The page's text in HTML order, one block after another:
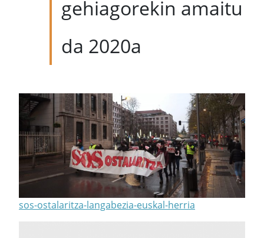
gehiagorekin amaitu
da 2020a
sos-ostalaritza-langabezia-euskal-herria